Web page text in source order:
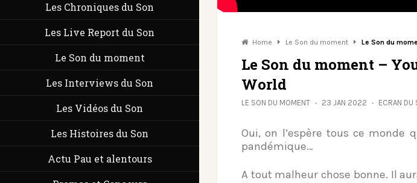
Les Chroniques du Son
Les Live Report du Son
Le Son du moment
Les Interviews du Son
Les Vidéos du Son
Les Histoires du Son
Actu Pau et alentours
Home Le Son du moment Le Son du
Le Son du moment –
World
LE SON DU MOMENT 23 JAN 2022 ECRAN DU
Oui, on l’espère tous ce monde
pandémique…
A tout malheur chose bonne. Il